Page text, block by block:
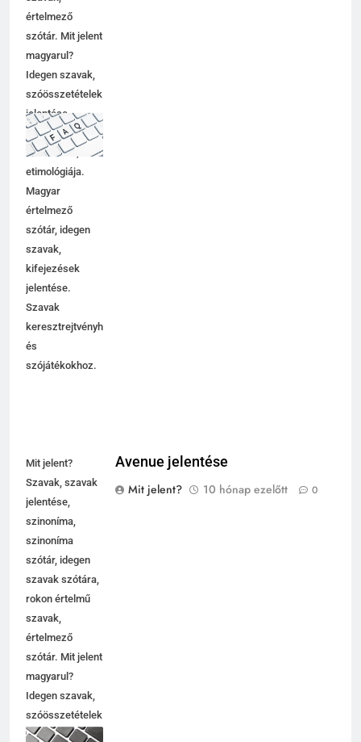
szavak,
értelmező
szótár. Mit jelent
magyarul?
Idegen szavak,
szóösszetételek
jelentése,
magyarázata,
használata,
etimológiája.
Magyar
értelmező
szótár, idegen
szavak,
kifejezések
jelentése.
Szavak
keresztrejtvényhez
és
Mit jelent?
Szavak, szavak
jelentése,
szinoníma,
szinoníma
szótár, idegen
szavak szótára,
rokon értelmű
szavak,
értelmező
szótár. Mit jelent
magyarul?
Idegen szavak,
szóösszetételek